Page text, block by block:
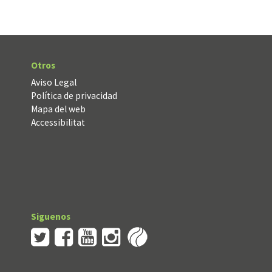
Otros
Aviso Legal
Política de privacidad
Mapa del web
Accessibilitat
Siguenos